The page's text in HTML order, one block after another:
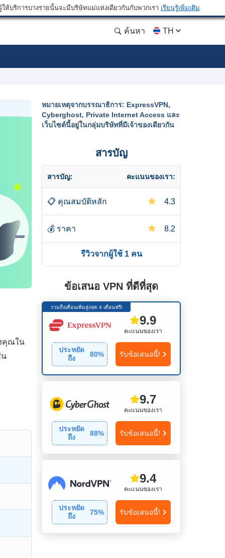
บริการบางรายนั้นจะมีบริษัทแม่แห่งเดียวกันกับพวกเรา เรียนรู้เพิ่มเติม
ค้นหา TH
คุณใน
น
หมายเหตุจากบรรณาธิการ: ExpressVPN,
Cyberghost, Private Internet Access และ
เว็บไซต์นี้อยู่ในกลุ่มบริษัทที่มีเจ้าของเดียวกัน
สารบัญ
สารบัญ: คะแนนของเรา:
📋 คุณสมบัติหลัก 4.3
💰 ราคา 8.2
รีวิวจากผู้ใช้ 1 คน
ข้อเสนอ VPN ที่ดีที่สุด
รวมถึงเดือนเพิ่มสูงสุด 4 เดือนฟรี!
คะแนนของเรา
9.9
ประหยัด
ถึง
80% รับข้อเสนอนี้!
คะแนนของเรา
9.7
ประหยัด
ถึง
88% รับข้อเสนอนี้!
คะแนนของเรา
9.4
ประหยัด
ถึง
75% รับข้อเสนอนี้!